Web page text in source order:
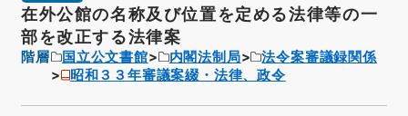
在外公館の名称及び位置を定める法律等の一
部を改正する法律案
階層 国立公文書館 内閣法制局
法令案審議録関係
昭和３３年審議案綴・法律、政令